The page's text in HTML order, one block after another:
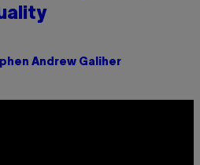
Andrew Galiher